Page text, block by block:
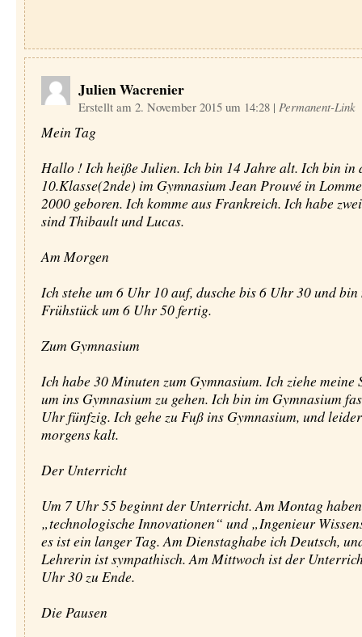
Julien Wacrenier
Erstellt am 2. November 2015 um 14:28 | Permanent-Link
Mein Tag
Hallo ! Ich heiße Julien. Ich bin 14 Jahre alt. Ich bin in
10.Klasse(2nde) im Gymnasium Jean Prouvé in
2000 geboren. Ich komme aus Frankreich. Ich habe
sind Thibault und Lucas.
Am Morgen
Ich stehe um 6 Uhr 10 auf, dusche bis 6 Uhr 30 und bin
Frühstück um 6 Uhr 50 fertig.
Zum Gymnasium
Ich habe 30 Minuten zum Gymnasium. Ich ziehe meine
um ins Gymnasium zu gehen. Ich bin im Gymnasium
Uhr fünfzig. Ich gehe zu Fuß ins Gymnasium, und
morgens kalt.
Der Unterricht
Um 7 Uhr 55 beginnt der Unterricht. Am Montag
„technologische Innovationen“ und „Ingenieur
es ist ein langer Tag. Am Dienstaghabe ich Deutsch,
Lehrerin ist sympathisch. Am Mittwoch ist der
Uhr 30 zu Ende.
Die Pausen